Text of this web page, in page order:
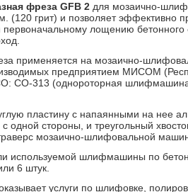
фреза GFB 2 для мозаично-
(120 грит) и позволяет эффективно
лощению бетонного
применяется на мозаично-
предприятием МИСОМ
СО-313 (однороторная
пластину с напаянными на нее
одной стороны, и треугольный
мозаично-шлифовальной
используемой шлифмашины по
6 штук.
услуги по шлифовке,